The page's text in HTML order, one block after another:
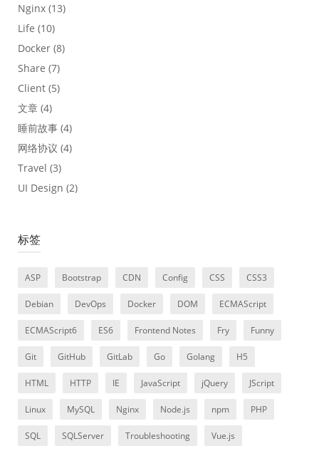
Nginx (13)
Life (10)
Docker (8)
Share (7)
Client (5)
文章 (4)
睡前故事 (4)
网络协议 (4)
Travel (3)
UI Design (2)
标签
ASP Bootstrap CDN Config CSS CSS3
Debian DevOps Docker DOM ECMAScript
ECMAScript6 ES6 Frontend Notes Fry Funny
Git GitHub GitLab Go Golang H5
HTML HTTP IE JavaScript jQuery JScript
Linux MySQL Nginx Node.js npm PHP
SQL SQLServer Troubleshooting Vue.js